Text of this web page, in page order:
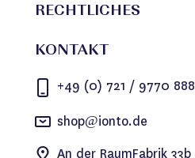
RECHTLICHES
KONTAKT
+49 (0) 721 / 9770 888
shop@ionto.de
An der RaumFabrik 33b